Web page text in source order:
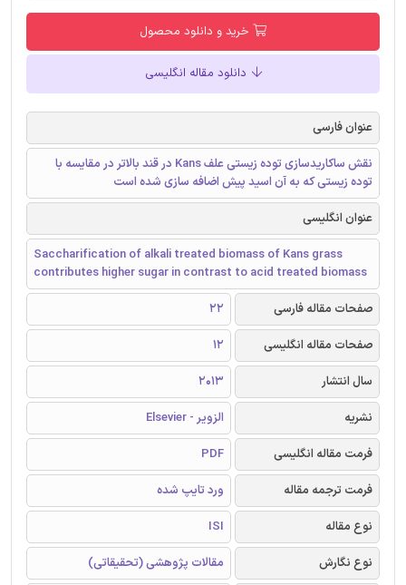
خرید و دانلود محصول
دانلود مقاله انگلیسی
عنوان فارسی
نقش ساکاریدسازی توده زیستی علف Kans در قند بالاتر در مقایسه با
توده زیستی که به آن اسید پیش اضافه سازی شده است
عنوان انگلیسی
Saccharification of alkali treated biomass of Kans grass
contributes higher sugar in contrast to acid treated biomass
صفحات مقاله فارسی
22
صفحات مقاله انگلیسی
12
سال انتشار
2013
نشریه
الزویر - Elsevier
فرمت مقاله انگلیسی
PDF
فرمت ترجمه مقاله
ورد تایپ شده
نوع مقاله
ISI
نوع نگارش
مقالات پژوهشی (تحقیقاتی)